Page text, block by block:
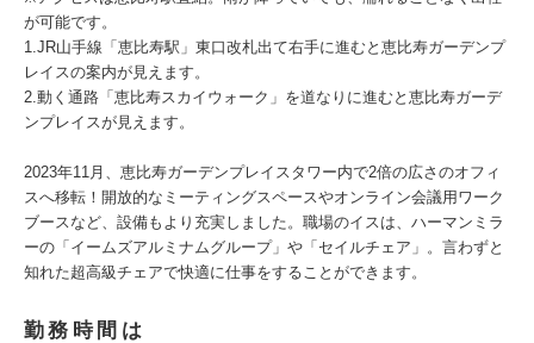
が可能です。
1.JR山手線「恵比寿駅」東口改札出て右手に進むと恵比寿ガーデンプ
レイスの案内が見えます。
2.動く通路「恵比寿スカイウォーク」を道なりに進むと恵比寿ガーデ
ンプレイスが見えます。
2023年11月、恵比寿ガーデンプレイスタワー内で2倍の広さのオフィ
スへ移転！開放的なミーティングスペースやオンライン会議用ワーク
ブースなど、設備もより充実しました。職場のイスは、ハーマンミラ
ーの「イームズアルミナムグループ」や「セイルチェア」。言わずと
知れた超高級チェアで快適に仕事をすることができます。
勤務時間は